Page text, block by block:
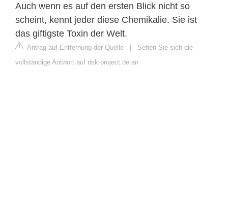
Auch wenn es auf den ersten Blick nicht so
scheint, kennt jeder diese Chemikalie. Sie ist
das giftigste Toxin der Welt.
Antrag auf Entfernung der Quelle | Sehen Sie sich die
vollständige Antwort auf risk-project.de an